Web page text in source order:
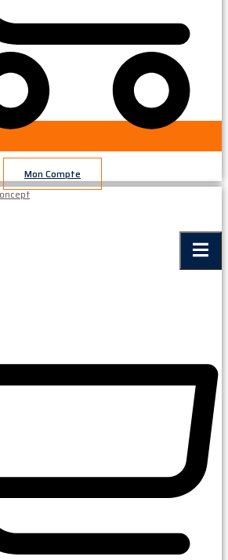
Mon Compte